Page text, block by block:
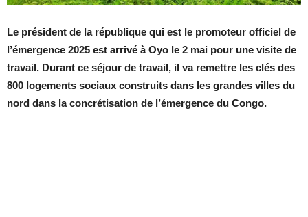
Le président de la république qui est le promoteur officiel de
l’émergence 2025 est arrivé à Oyo le 2 mai pour une visite de
travail. Durant ce séjour de travail, il va remettre les clés des
800 logements sociaux construits dans les grandes villes du
nord dans la concrétisation de l’émergence du Congo.